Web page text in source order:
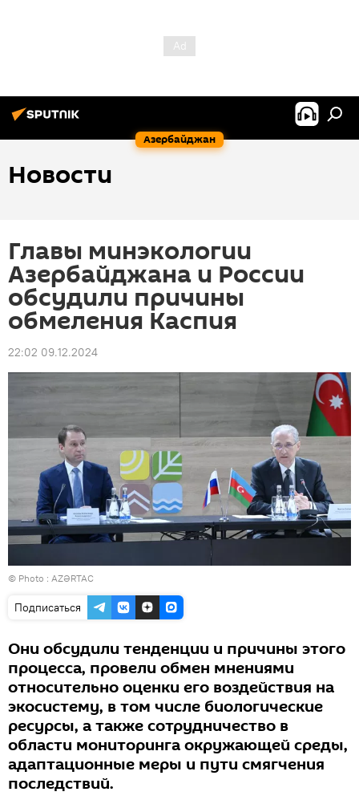
Азербайджан
Новости
Главы минэкологии
Азербайджана и России
обсудили причины
обмеления Каспия
22:02 09.12.2024
© Photo : AZƏRTAC
Подписаться
Они обсудили тенденции и причины этого
процесса, провели обмен мнениями
относительно оценки его воздействия на
экосистему, в том числе биологические
ресурсы, а также сотрудничество в
области мониторинга окружающей среды,
адаптационные меры и пути смягчения
последствий.